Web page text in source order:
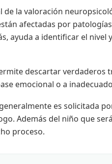
de la valoración
afectadas por
ayuda a identificar el nivel
descartar
emocional o a
es solicitada
Además del niño que
proceso.